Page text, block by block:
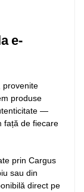
e-
provenite
produse
—
față de fiecare
prin Cargus
sau din
direct pe